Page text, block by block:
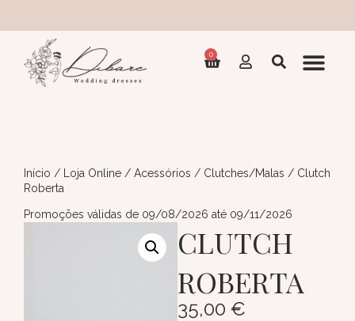
0
Início / Loja Online / Acessórios / Clutches/Malas / Clutch
Roberta
Promoções válidas de 09/08/2026 até 09/11/2026
CLUTCH
ROBERTA
35,00 €